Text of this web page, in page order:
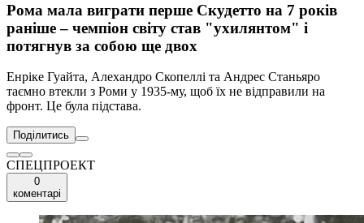
Рома мала виграти перше Скудетто на 7 років
раніше – чемпіон світу став "ухилянтом" і
потягнув за собою ще двох
Енріке Гуайта, Алехандро Скопеллі та Андрес Станьяро
таємно втекли з Роми у 1935-му, щоб їх не відправили на
фронт. Це була підстава.
Поділитись
СПЕЦПРОЕКТ
0
коментарі